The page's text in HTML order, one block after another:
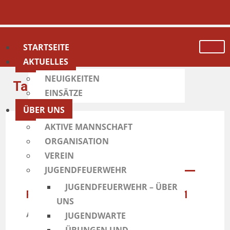
STARTSEITE
AKTUELLES
NEUIGKEITEN
EINSÄTZE
ÜBER UNS
AKTIVE MANNSCHAFT
ORGANISATION
VEREIN
JUGENDFEUERWEHR
JUGENDFEUERWEHR – ÜBER
UNS
JUGENDWARTE
Tanklöschfahrzeug
Rufname: Florian Taufkirchen 21/1
Abkürzung: TLF 3000